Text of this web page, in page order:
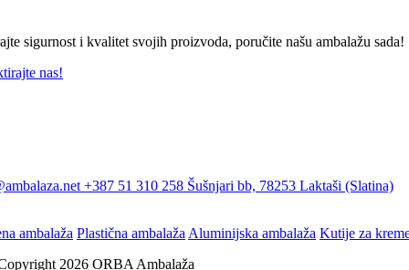
sigurnost i kvalitet svojih proizvoda, poručite našu ambalažu sada!
nas!
+387 51 310 258 Šušnjari bb, 78253 Laktaši (Slatina)
ambalaža Plastična ambalaža Aluminijska ambalaža Kutije za
2026 ORBA Ambalaža